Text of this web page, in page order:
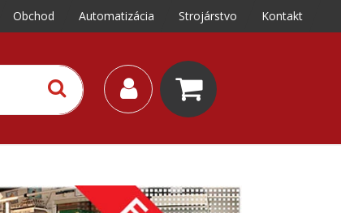
Obchod Automatizácia Strojárstvo Kontakt